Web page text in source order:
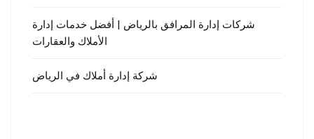
شركات إدارة المرافق بالرياض | أفضل خدمات إدارة
الأملاك والعقارات
شركة إدارة أملاك في الرياض